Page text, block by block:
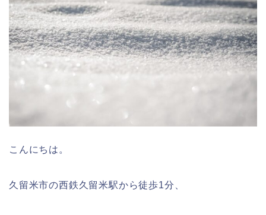
こんにちは。
久留米市の西鉄久留米駅から徒歩1分、